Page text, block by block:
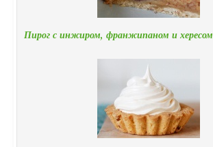
Пирог с инжиром, франжипаном и хересом